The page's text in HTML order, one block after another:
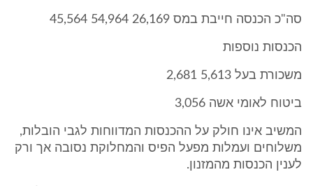
סה"כ הכנסה חייבת במס 26,169 54,964 45,564
הכנסות נוספות
משכורת בעל 5,613 2,681
ביטוח לאומי אשה 3,056
המשיב אינו חולק על ההכנסות המדווחות לגבי הובלות,
משלוחים ועמלות מפעל הפיס והמחלוקת נסובה אך ורק
לענין הכנסות מהמזנון.